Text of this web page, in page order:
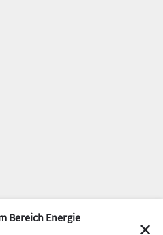
Bereich Energie
✕